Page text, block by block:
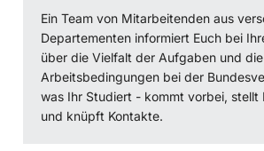
Lernbörse
Lernräume
Ein Team von Mitarbeitenden aus
Departementen informiert Euch bei
über die Vielfalt der Aufgaben und die
Arbeitsbedingungen bei der
was Ihr Studiert - kommt vorbei, stellt
und knüpft Kontakte.